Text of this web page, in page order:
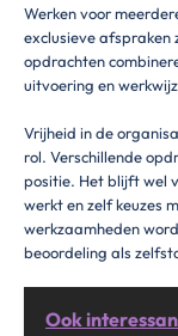
Werken voor
exclusieve afspraken
opdrachten
uitvoering en
Vrijheid in de
rol. Verschillende
positie. Het blijft wel
werkt en zelf keuzes
werkzaamheden
beoordeling als
Ook